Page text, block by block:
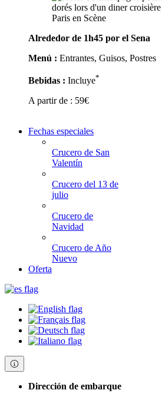
Alrededor de 1h45 por el Sena
Menú : Entrantes, Guisos, Postres
Bebidas : Incluye*
A partir de : 59€
Fechas especiales
Crucero de San
Valentín
Crucero del 13 de
julio
Crucero de
Navidad
Crucero de Año
Nuevo
Oferta
Dirección de embarque